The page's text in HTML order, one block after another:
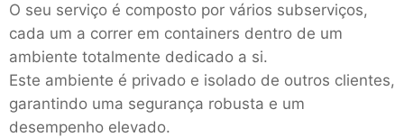
O seu serviço é composto por vários subserviços,
cada um a correr em containers dentro de um
ambiente totalmente dedicado a si.
Este ambiente é privado e isolado de outros clientes,
garantindo uma segurança robusta e um
desempenho elevado.